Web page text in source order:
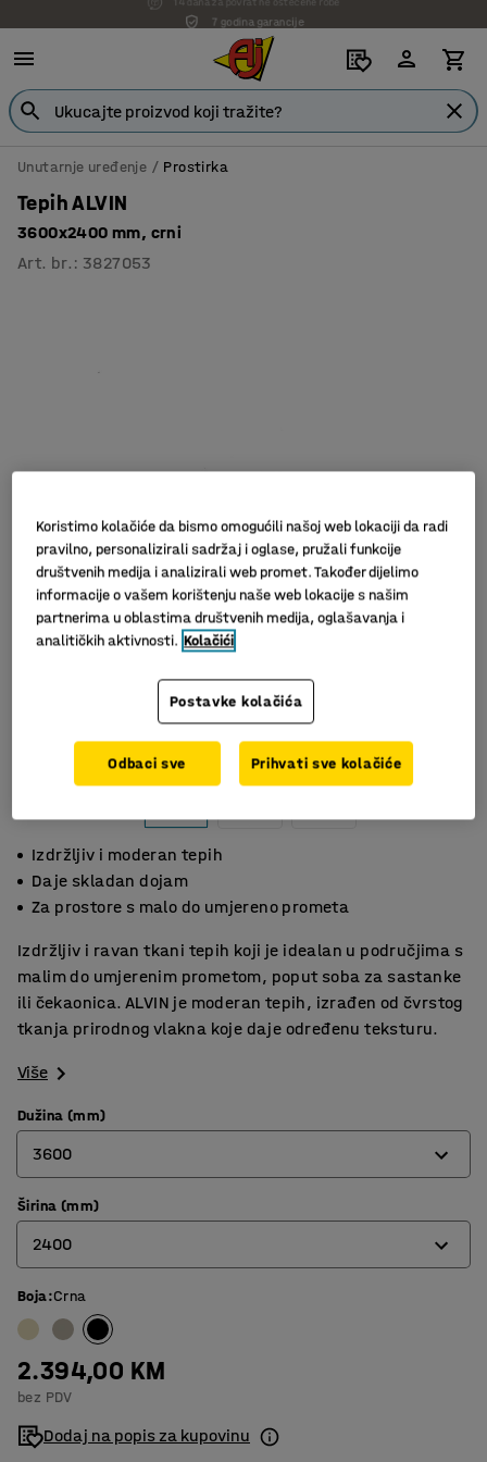
7 godina garancije
Unutarnje uređenje Prostirka
Tepih ALVIN
3600x2400 mm, crni
Art. br. : 3827053
Izdržljiv i moderan tepih
Daje skladan dojam
Za prostore s malo do umjereno prometa
Izdržljiv i ravan tkani tepih koji je idealan u područjima s
malim do umjerenim prometom, poput soba za sastanke
ili čekaonica. ALVIN je moderan tepih, izrađen od čvrstog
tkanja prirodnog vlakna koje daje određenu teksturu.
Više
Dužina (mm)
3600
3000
3600
4400
Širina (mm)
2400
2000
2400
Boja:Crna
2.394,00 KM
bez PDV
Dodaj na popis za kupovinu
Koristimo kolačiće da bismo omogućili našoj web lokaciji da radi
pravilno, personalizirali sadržaj i oglase, pružali funkcije
društvenih medija i analizirali web promet. Također dijelimo
informacije o vašem korištenju naše web lokacije s našim
partnerima u oblastima društvenih medija, oglašavanja i
analitičkih aktivnosti. Kolačići
Postavke kolačića
Odbaci sve Prihvati sve kolačiće